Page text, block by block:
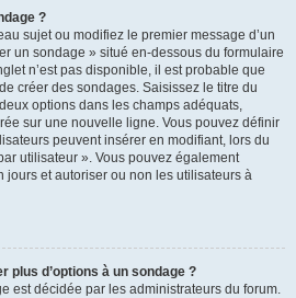
?
sujet ou modifiez le premier message d’un
un sondage » situé en-dessous du formulaire
n’est pas disponible, il est probable que
créer des sondages. Saisissez le titre du
options dans les champs adéquats,
sur une nouvelle ligne. Vous pouvez définir
peuvent insérer en modifiant, lors du
utilisateur ». Vous pouvez également
jours et autoriser ou non les utilisateurs à
plus d’options à un sondage ?
est décidée par les administrateurs du forum.